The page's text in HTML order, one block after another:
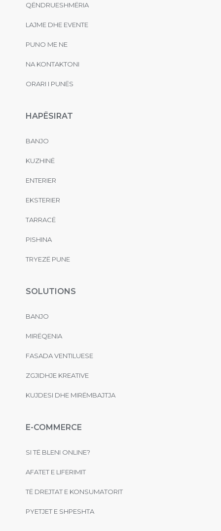
QËNDRUESHMËRIA
LAJME DHE EVENTE
PUNO ME NE
NA KONTAKTONI
ORARI I PUNËS
HAPËSIRAT
BANJO
KUZHINË
ENTERIER
EKSTERIER
TARRACË
PISHINA
TRYEZË PUNE
SOLUTIONS
BANJO
MIRËQENIA
FASADA VENTILUESE
ZGJIDHJE KREATIVE
KUJDESI DHE MIRËMBAJTJA
E-COMMERCE
SI TË BLENI ONLINE?
AFATET E LIFERIMIT
TË DREJTAT E KONSUMATORIT
PYETJET E SHPESHTA